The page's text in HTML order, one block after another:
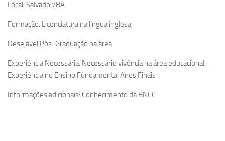
Local: Salvador/BA
Formação: Licenciatura na língua inglesa
Desejável Pós-Graduação na área
Experiência Necessária: Necessário vivência na área educacional;
Experiência no Ensino Fundamental Anos Finais
Informações adicionais: Conhecimento da BNCC